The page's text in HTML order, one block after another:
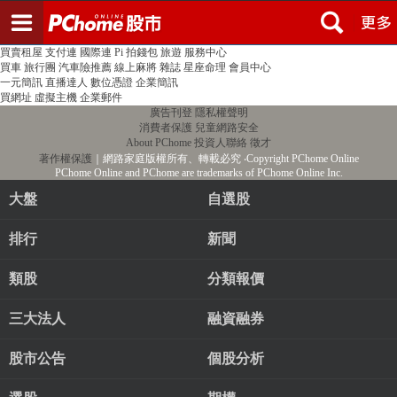
PChome首頁 線上購物 24h購物 書店
買賣租屋 支付連 國際連 Pi 拍錢包 旅遊 服務中心
買車 旅行團 汽車險推薦 線上麻將 雜誌 星座命理 會員中心
一元簡訊 直播達人 數位憑證 企業簡訊
買網址 虛擬主機 企業郵件
廣告刊登 隱私權聲明
消費者保護 兒童網路安全
About PChome 投資人聯絡 徵才
著作權保護 ｜網路家庭版權所有、轉載必究‧Copyright PChome Online
PChome Online and PChome are trademarks of PChome Online Inc.
大盤 自選股
排行 新聞
類股 分類報價
三大法人 融資融券
股市公告 個股分析